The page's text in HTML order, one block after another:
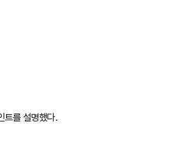
트를 설명했다.